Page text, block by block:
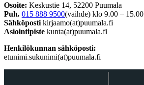
Osoite: Keskustie 14, 52200 Puumala
Puh. 015 888 9500(vaihde) klo 9.00 – 15.00
Sähköposti kirjaamo(at)puumala.fi
Asiointipiste kunta(at)puumala.fi
Henkilökunnan sähköposti:
etunimi.sukunimi(at)puumala.fi